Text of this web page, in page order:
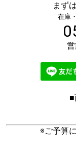
まず
在庫
※ご予算